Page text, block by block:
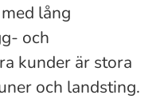
lång
och
kunder är stora
och landsting.